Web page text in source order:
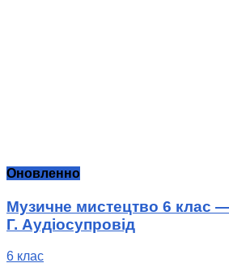
Оновленно
Музичне мистецтво 6 клас
Г. Аудіосупровід
6 клас